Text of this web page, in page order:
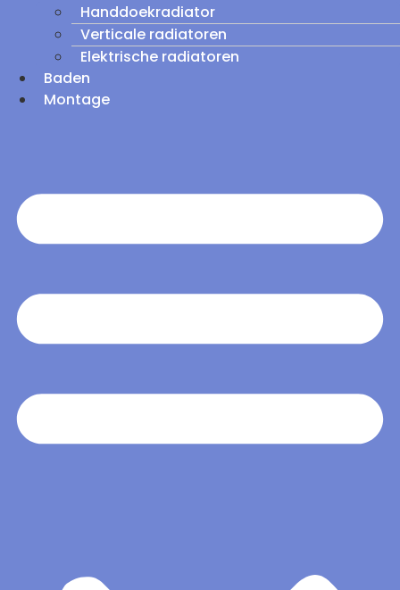
Handdoekradiator
Verticale radiatoren
Elektrische radiatoren
Baden
Montage